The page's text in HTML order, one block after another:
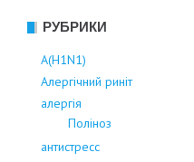
РУБРИКИ
А(Н1N1)
Алергічний риніт
алергія
Поліноз
антистресс